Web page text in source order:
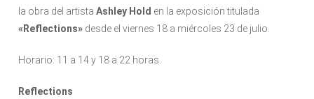
la obra del artistaAshley Hold en la exposición titulada
«Reflections» desde el viernes 18 a miércoles 23 de julio.
Horario: 11 a 14 y 18 a 22 horas.
Reflections